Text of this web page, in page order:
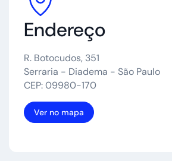
Endereço
R. Botocudos, 351
Serraria - Diadema - São Paulo
CEP: 09980-170
Ver no mapa